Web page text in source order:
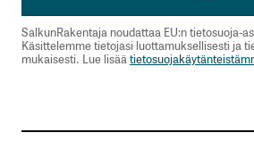
SalkunRakentaja noudattaa EU:n tietosuoja-
Käsittelemme tietojasi luottamuksellisesti ja
mukaisesti. Lue lisää